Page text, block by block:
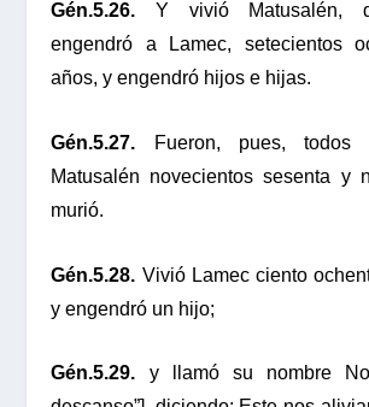
Gén.5.26. Y vivió Matusalén,
engendró a Lamec, setecientos
años, y engendró hijos e hijas.
Gén.5.27. Fueron, pues,
Matusalén novecientos sesenta y
murió.
Gén.5.28. Vivió Lamec ciento
y engendró un hijo;
Gén.5.29. y llamó su nombre